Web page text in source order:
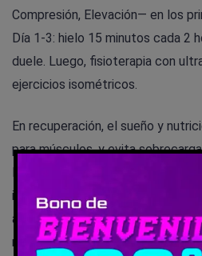
Compresión, Elevación— en los
Día 1-3: hielo 15 minutos cada 2
duele. Luego, fisioterapia con
ejercicios isométricos.
En recuperación, el sueño y
para músculos, y evita
Martín Sánchez recomiendan
intensidad inicial. Globalmente,
ayudan con seguimiento remoto.
menos perímetro abdominal vs.